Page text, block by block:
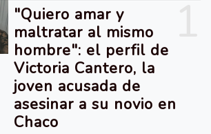
"Quiero amar y
maltratar al mismo
hombre": el perfil de
Victoria Cantero, la
joven acusada de
asesinar a su novio en
Chaco